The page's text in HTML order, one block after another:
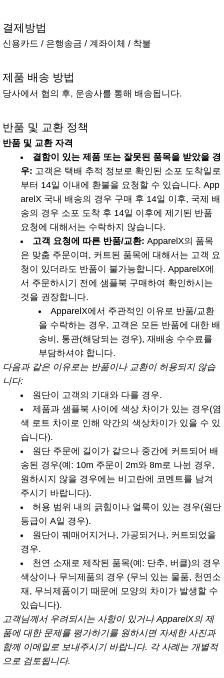
결제방법
신용카드 / 은행송금 / 계좌이체 / 착불
제품 배송 방법
당사에서 협의 후, 운송사를 통해 배송됩니다.
반품 및 교환 정책
반품 및 교환 자격
결함이 있는 제품 또는 잘못된 품목을 받았을 경
우: 고객은 택배 추적 정보로 확인된 소포 도착일로
부터 14일 이내에 환불을 요청할 수 있습니다. App
arelX 국내 배송의 경우 구매 후 14일 이후, 국제 배
송의 경우 소포 도착 후 14일 이후에 제기된 반품
요청에 대해서는 수락하지 않습니다.
고객 요청에 따른 반품/교환: ApparelX의 품목
은 맞춤 주문이며, 커트된 품목에 대해서는 고객 요
청이 있더라도 반품이 불가능합니다. ApparelX에
서 주문하시기 전에 샘플북 구매하여 확인하시는
것을 권장합니다.
ApparelX에서 주관적인 이유로 반품/교환
을 수락하는 경우, 고객은 모든 반품에 대한 배
송비, 통관(해당되는 경우), 재배송 수수료를
부담하셔야 합니다.
다음과 같은 이유로는 반품이나 교환이 허용되지 않습
니다:
원단이 고객의 기대와 다를 경우.
제품과 샘플북 사이에 색상 차이가 있는 경우(염
색 로트 차이로 인해 약간의 색상차이가 있을 수 있
습니다).
원단 주문에 길이가 같으나 중간에 커트되어 배
송된 경우(예: 10m 주문이 2m와 8m로 나뉜 경우,
원하시지 않을 경우에는 비고란에 코멘트를 남겨
주시기 바랍니다).
허용 범위 내의 긁힘이나 얼룩이 있는 경우(원단
등급이 A일 경우).
원단이 꿰매어지거나, 가공되거나, 커트되었을
경우.
천연 소재로 제작된 품목(예: 단추, 버클)의 경우
색상이나 무늬제품의 경우 (무늬 있는 물품, 천연소
재, 무늬제품이기 때문에 모양의 차이가 발생할 수
있습니다).
고객님께서 우려되시는 사항이 있거나 ApparelX의 제
품에 대한 문제를 평가하기를 원하시면 자세한 사진과
함께 이메일로 보내주시기 바랍니다. 각 사례는 개별적
으로 검토됩니다.